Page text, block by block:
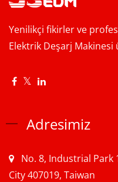
Yenilikçi fikirler ve
Elektrik Deşarj
Adresimiz
No. 8, Industrial Park
City 407019, Taiwan